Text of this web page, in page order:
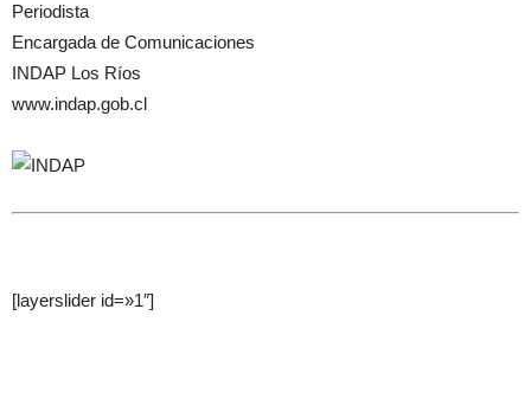
Periodista
Encargada de Comunicaciones
INDAP Los Ríos
www.indap.gob.cl
[layerslider id=»1″]